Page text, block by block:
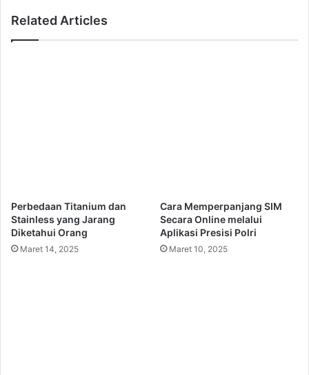
Related Articles
Perbedaan Titanium dan
Stainless yang Jarang
Diketahui Orang
Maret 14, 2025
Cara Memperpanjang SIM
Secara Online melalui
Aplikasi Presisi Polri
Maret 10, 2025